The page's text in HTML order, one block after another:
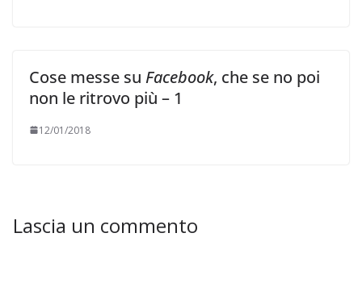
Cose messe su Facebook, che se no poi
non le ritrovo più – 1
12/01/2018
Lascia un commento